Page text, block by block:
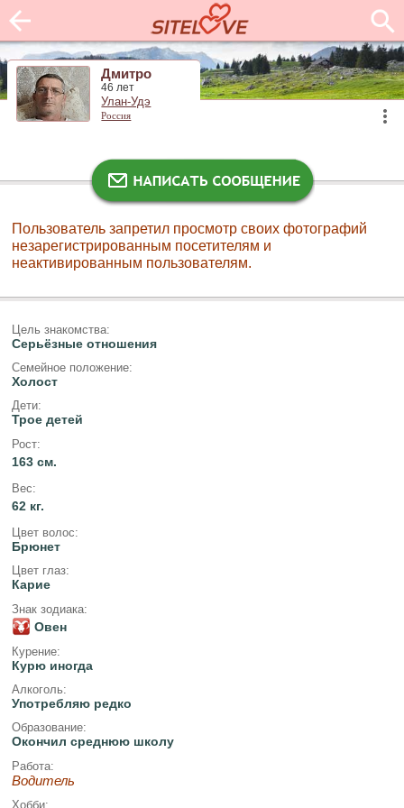
Дмитро
46 лет
Улан-Удэ
Россия
Пользователь запретил просмотр своих фотографий
незарегистрированным посетителям и
неактивированным пользователям.
Цель знакомства:
Серьёзные отношения
Семейное положение:
Холост
Дети:
Трое детей
Рост:
163 см.
Вес:
62 кг.
Цвет волос:
Брюнет
Цвет глаз:
Карие
Знак зодиака:
Овен
Курение:
Курю иногда
Алкоголь:
Употребляю редко
Образование:
Окончил среднюю школу
Работа:
Водитель
Хобби: